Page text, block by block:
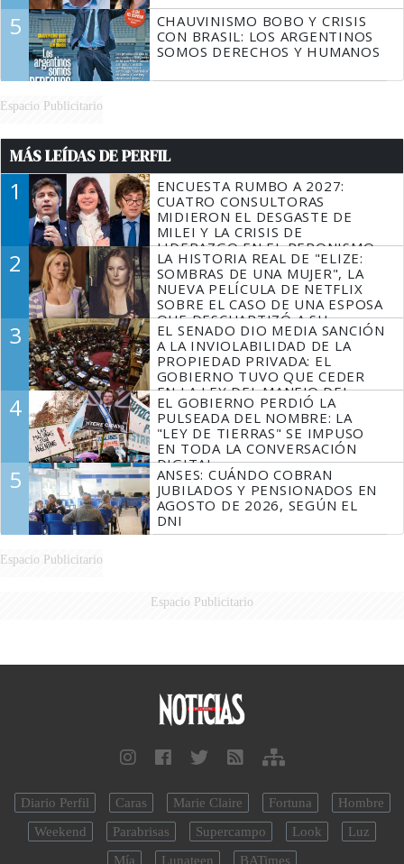
5
CHAUVINISMO BOBO Y CRISIS
CON BRASIL: LOS ARGENTINOS
SOMOS DERECHOS Y HUMANOS
Espacio Publicitario
MÁS LEÍDAS DE PERFIL
1
ENCUESTA RUMBO A 2027:
CUATRO CONSULTORAS
MIDIERON EL DESGASTE DE
MILEI Y LA CRISIS DE
LIDERAZGO EN EL PERONISMO
2
LA HISTORIA REAL DE "ELIZE:
SOMBRAS DE UNA MUJER", LA
NUEVA PELÍCULA DE NETFLIX
SOBRE EL CASO DE UNA ESPOSA
QUE DESCUARTIZÓ A SU
MARIDO
3
EL SENADO DIO MEDIA SANCIÓN
A LA INVIOLABILIDAD DE LA
PROPIEDAD PRIVADA: EL
GOBIERNO TUVO QUE CEDER
EN LA LEY DEL MANEJO DEL
FUEGO
4
EL GOBIERNO PERDIÓ LA
PULSEADA DEL NOMBRE: LA
"LEY DE TIERRAS" SE IMPUSO
EN TODA LA CONVERSACIÓN
DIGITAL
5
ANSES: CUÁNDO COBRAN
JUBILADOS Y PENSIONADOS EN
AGOSTO DE 2026, SEGÚN EL
DNI
Espacio Publicitario
Espacio Publicitario
Diario Perfil Caras Marie Claire Fortuna
Hombre
Weekend
Parabrisas Supercampo Look
Luz
Mía
Lunateen BATimes